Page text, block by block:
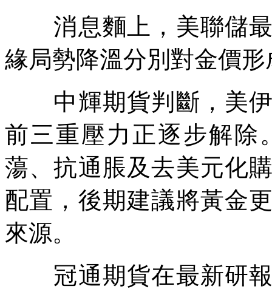
消息麵上，美聯儲最
緣局勢降溫分別對金價
中輝期貨判斷，美伊
前三重壓力正逐步解除
蕩、抗通脹及去美元化
配置，後期建議將黃金
來源。
冠通期貨在最新研報